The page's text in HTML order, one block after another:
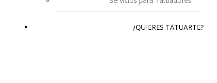
¿QUIERES TATUARTE?